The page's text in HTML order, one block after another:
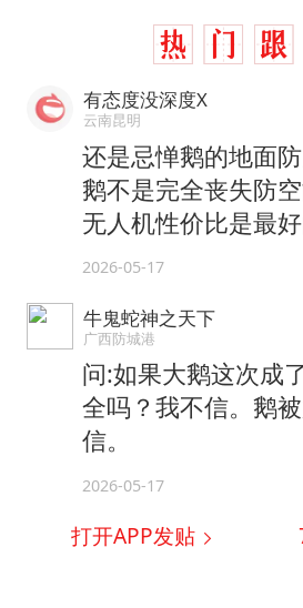
有态度没深度X
云南昆明
还是忌惮鹅的地面
鹅不是完全丧失防
无人机性价比是最好
2026-05-17
牛鬼蛇神之天下
广西防城港
问:如果大鹅这次成
全吗？我不信。鹅
信。
2026-05-17
打开APP发贴